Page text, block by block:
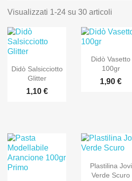
Visualizzati 1-24 su 30 articoli
Didò Salsicciotto
Glitter
1,10 €
Didò Vasetto
100gr
1,90 €
Plastilina Jovi
Verde Scuro